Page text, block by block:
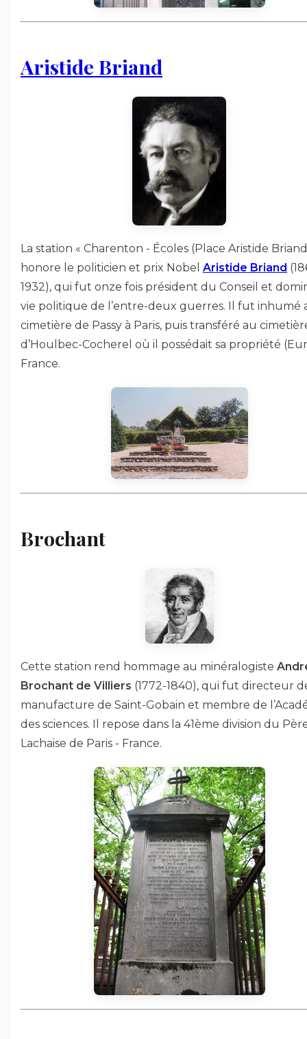
Aristide Briand
La station « Charenton - Écoles (Place Aristide
honore le politicien et prix Nobel Aristide Briand
1932), qui fut onze fois président du Conseil et
vie politique de l’entre-deux guerres. Il fut inhumé
cimetière de Passy à Paris, puis transféré au
d’Houlbec-Cocherel où il possédait sa propriété
France.
Brochant
Cette station rend hommage au minéralogiste
Brochant de Villiers (1772-1840), qui fut directeur
manufacture de Saint-Gobain et membre de
des sciences. Il repose dans la 41ème division du
Lachaise de Paris - France.